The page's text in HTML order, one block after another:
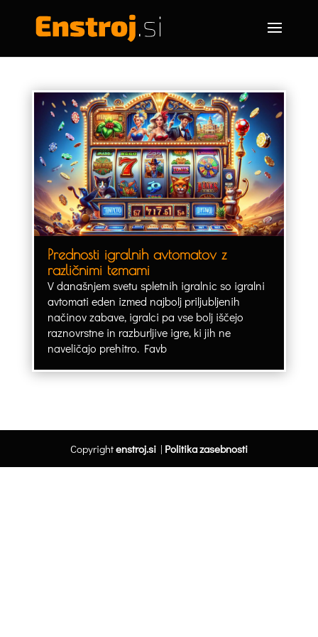
Prednosti igralnih avtomatov z
različnimi temami
V današnjem svetu spletnih igralnic so igralni
avtomati eden izmed najbolj priljubljenih
načinov zabave, igralci pa vse bolj iščejo
raznovrstne in razburljive igre, ki jih ne
naveličajo prehitro. Favb
Copyrightenstroj.si| Politika zasebnosti